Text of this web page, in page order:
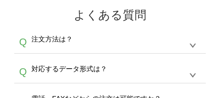
よくある質問
Q 注文方法は？
A
生産にて承っております。デザインツールから
デザインの作成から決済まで完了できます。
30枚以上やシルク印刷など、大口注文の場合
Q 対応するデータ形式は？